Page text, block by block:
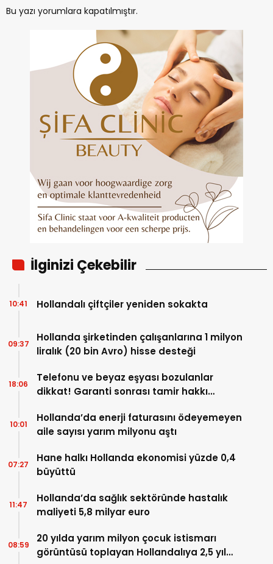
Bu yazı yorumlara kapatılmıştır.
İlginizi Çekebilir
Hollandalı çiftçiler yeniden sokakta
10:41
Hollanda şirketinden çalışanlarına 1 milyon
liralık (20 bin Avro) hisse desteği
09:37
Telefonu ve beyaz eşyası bozulanlar
dikkat! Garanti sonrası tamir hakkı
18:06
Hollanda’da enerji faturasını ödeyemeyen
aile sayısı yarım milyonu aştı
10:01
Hane halkı Hollanda ekonomisi yüzde 0,4
büyüttü
07:27
Hollanda’da sağlık sektöründe hastalık
maliyeti 5,8 milyar euro
11:47
20 yılda yarım milyon çocuk istismarı
görüntüsü toplayan Hollandalıya 2,5 yıl
08:59